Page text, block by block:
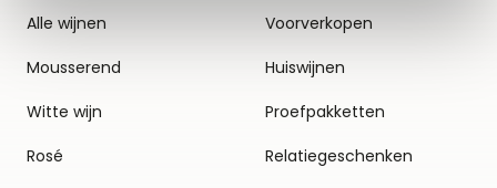
Alle wijnen
Mousserend
Witte wijn
Rosé
Voorverkopen
Huiswijnen
Proefpakketten
Relatiegeschenken